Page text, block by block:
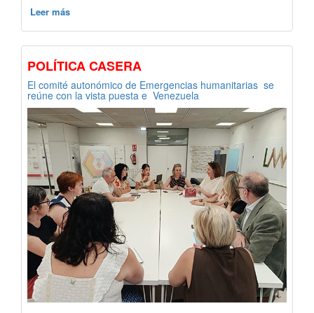
Leer más
POLÍTICA CASERA
El comité autonómico de Emergencias humanitarias se
reúne con la vista puesta e Venezuela